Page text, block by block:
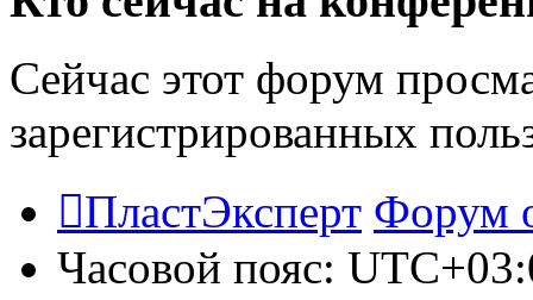
Сейчас этот форум
зарегистрированных
ПластЭксперт Форум
Часовой пояс: